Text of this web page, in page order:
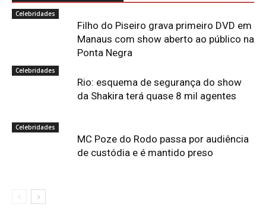
Celebridades
Filho do Piseiro grava primeiro DVD em
Manaus com show aberto ao público na
Ponta Negra
Celebridades
Rio: esquema de segurança do show
da Shakira terá quase 8 mil agentes
Celebridades
MC Poze do Rodo passa por audiência
de custódia e é mantido preso